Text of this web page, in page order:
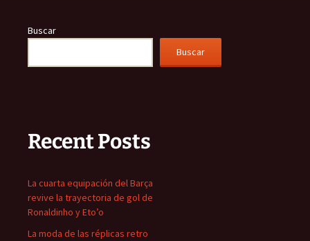
Buscar
Buscar
Recent Posts
La cuarta equipación del Barça
revive la trayectoria de gol de
Ronaldinho y Eto’o
La moda de las réplicas retro